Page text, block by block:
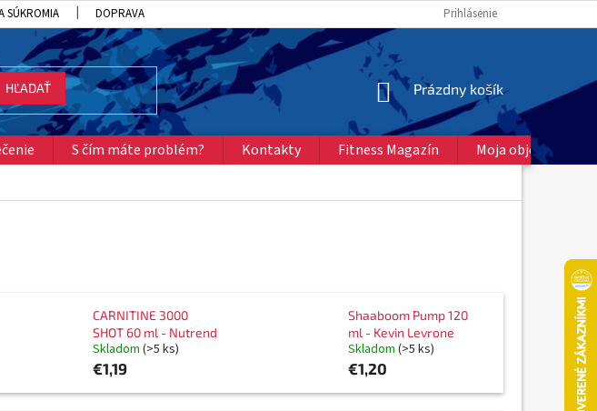
SÚKROMIA DOPRAVA Prihlásenie
HĽADAŤ
NÁKUPNÝ
KOŠÍK
Prázdny košík
S čím máte problém? Kontakty Fitness Magazín Moja objednávka
CARNITINE 3000
SHOT 60 ml - Nutrend
Skladom (>5 ks)
€1,19
Shaaboom Pump 120
ml - Kevin Levrone
Skladom (>5 ks)
€1,20